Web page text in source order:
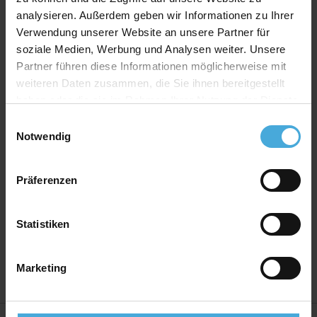
analysieren. Außerdem geben wir Informationen zu Ihrer
Verwendung unserer Website an unsere Partner für
soziale Medien, Werbung und Analysen weiter. Unsere
Partner führen diese Informationen möglicherweise mit
weiteren Daten zusammen, die Sie ihnen bereitgestellt
Notwendig
Präferenzen
Statistiken
Marketing
Produkt Spezifikationen
Print:FineArt Giclée Digitaldruck auf EYEfine®
baryt
Bilderrahmen Material: Massives MDF Holz mit
Premium Ummantelung
montierten Wechselklammern
Aufhänger: